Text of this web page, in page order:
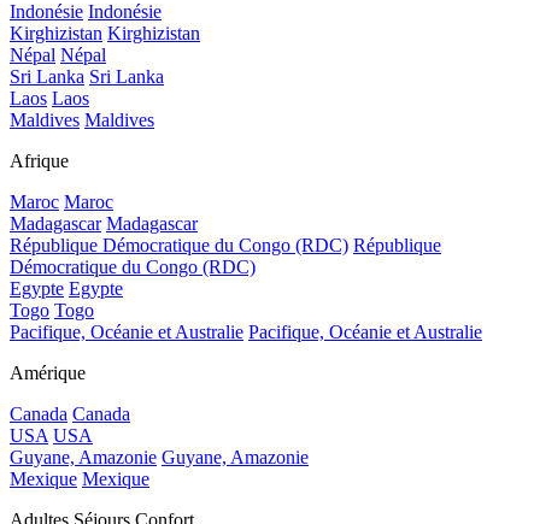
Indonésie Indonésie
Kirghizistan Kirghizistan
Népal Népal
Sri Lanka Sri Lanka
Laos Laos
Maldives Maldives
Afrique
Maroc Maroc
Madagascar Madagascar
République Démocratique du Congo (RDC) République
Démocratique du Congo (RDC)
Egypte Egypte
Togo Togo
Pacifique, Océanie et Australie Pacifique, Océanie et Australie
Amérique
Canada Canada
USA USA
Guyane, Amazonie Guyane, Amazonie
Mexique Mexique